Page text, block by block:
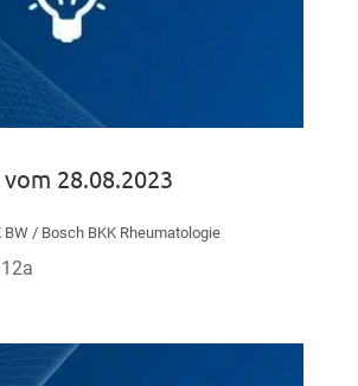
28.08.2023
BW / Bosch BKK Rheumatologie